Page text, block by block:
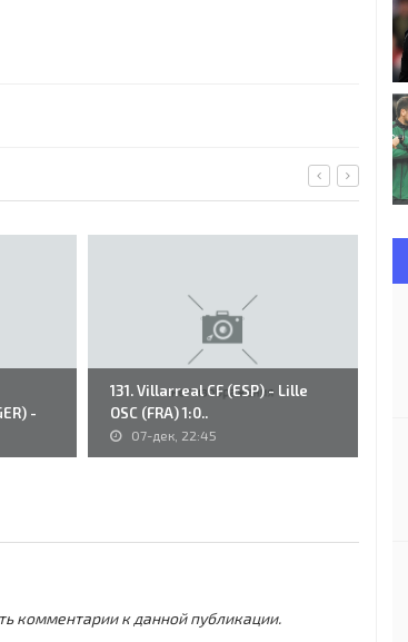
-
131. Villarreal CF (ESP) - Lille
OSC (FRA) 1:0..
07-дек, 22:45
комментарии к данной публикации.